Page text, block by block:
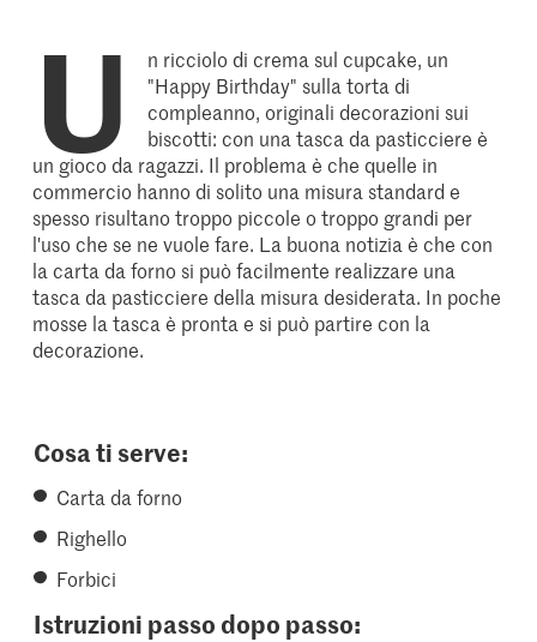
U
n ricciolo di crema sul cupcake, un
"Happy Birthday" sulla torta di
compleanno, originali decorazioni sui
biscotti: con una tasca da pasticciere è
un gioco da ragazzi. Il problema è che quelle in
commercio hanno di solito una misura standard e
spesso risultano troppo piccole o troppo grandi per
l'uso che se ne vuole fare. La buona notizia è che con
la carta da forno si può facilmente realizzare una
tasca da pasticciere della misura desiderata. In poche
mosse la tasca è pronta e si può partire con la
decorazione.
Cosa ti serve:
Carta da forno
Righello
Forbici
Istruzioni passo dopo passo: